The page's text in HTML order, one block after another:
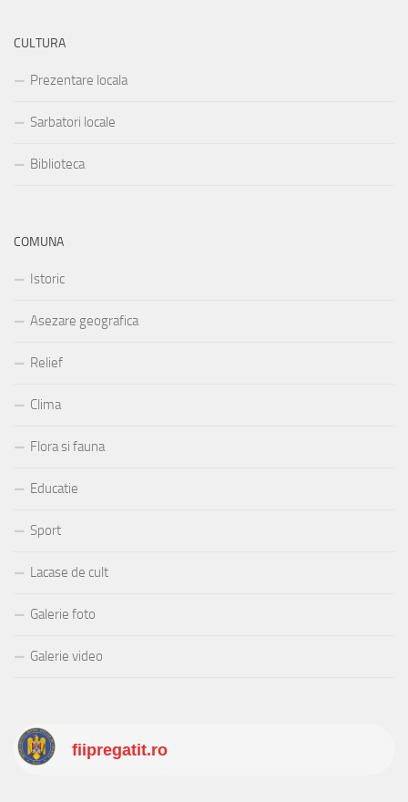
CULTURA
Prezentare locala
Sarbatori locale
Biblioteca
COMUNA
Istoric
Asezare geografica
Relief
Clima
Flora si fauna
Educatie
Sport
Lacase de cult
Galerie foto
Galerie video
fiipregatit.ro